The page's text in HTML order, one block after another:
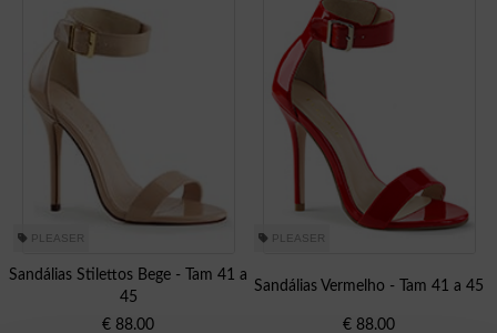
PLEASER
Sandálias Stilettos Bege - Tam 41 a
45
€ 88.00
PLEASER
Sandálias Vermelho - Tam 41 a 45
€ 88.00